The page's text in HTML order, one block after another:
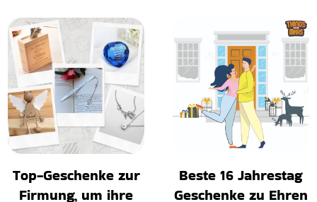
Top-Geschenke zur
Firmung, um ihre
Beste 16 Jahrestag
Geschenke zu Ehren